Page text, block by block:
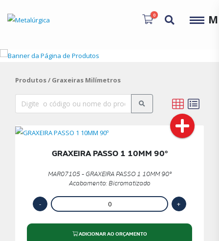
0
Produtos/ Graxeiras Milímetros
GRAXEIRA PASSO 1 10MM 90º
MAR07105 - GRAXEIRA PASSO 1 10MM 90º
Acabamento: Bicromatizado
ADICIONAR AO ORÇAMENTO